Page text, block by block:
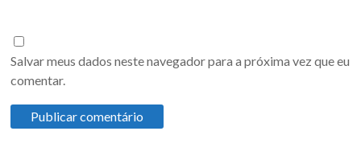
Salvar meus dados neste navegador para a próxima vez que eu
comentar.